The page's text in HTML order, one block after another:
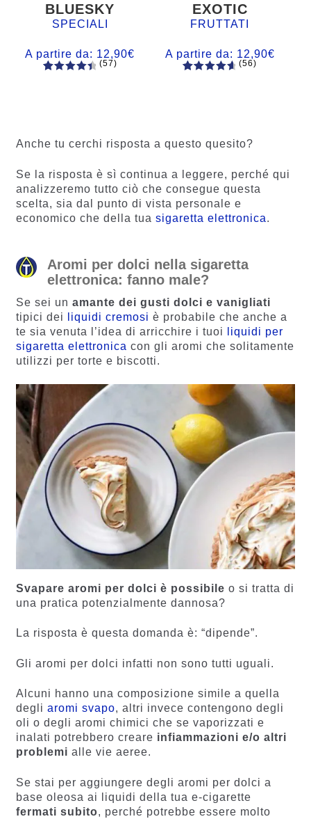
BLUESKY
SPECIALI
A partire da: 12,90€
recensio
(57)
EXOTIC
FRUTTATI
A partire da: 12,90€
recension
(56)
Anche tu cerchi risposta a questo quesito?
Se la risposta è sì continua a leggere, perché qui
analizzeremo tutto ciò che consegue questa
scelta, sia dal punto di vista personale e
economico che della tua sigaretta elettronica.
Aromi per dolci nella sigaretta
elettronica: fanno male?
Se sei un amante dei gusti dolci e vanigliati
tipici dei
liquidi cremosi è probabile che anche a
te sia venuta l’idea di arricchire i tuoi
liquidi per
sigaretta elettronica con gli aromi che solitamente
utilizzi per torte e biscotti.
Svapare aromi per dolci è possibile o si tratta di
una pratica potenzialmente dannosa?
La risposta è questa domanda è: “dipende”.
Gli aromi per dolci infatti non sono tutti uguali.
Alcuni hanno una composizione simile a quella
degli aromi svapo, altri invece contengono degli
oli o degli aromi chimici che se vaporizzati e
inalati potrebbero creare infiammazioni e/o altri
problemi alle vie aeree.
Se stai per aggiungere degli aromi per dolci a
base oleosa ai liquidi della tua e-cigarette
fermati subito, perché potrebbe essere molto